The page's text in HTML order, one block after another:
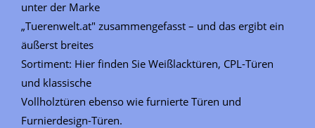
unter der Marke
„Tuerenwelt.at" zusammengefasst – und das ergibt ein
äußerst breites
Sortiment: Hier finden Sie Weißlacktüren, CPL-Türen
und klassische
Vollholztüren ebenso wie furnierte Türen und
Furnierdesign-Türen.